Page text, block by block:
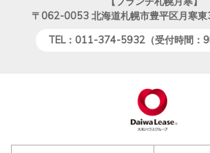
〒062-0053 北海道札幌市豊平区月寒
TEL：011-374-5932（受付時間：9